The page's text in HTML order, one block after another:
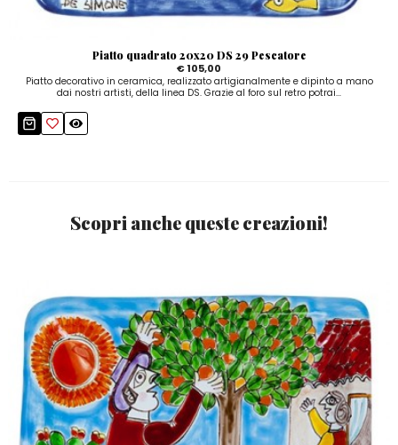
Piatto quadrato 20x20 DS 29 Pescatore
€ 105,00
Piatto decorativo in ceramica, realizzato artigianalmente e dipinto a mano
dai nostri artisti, della linea DS. Grazie al foro sul retro potrai...
Scopri anche queste creazioni!